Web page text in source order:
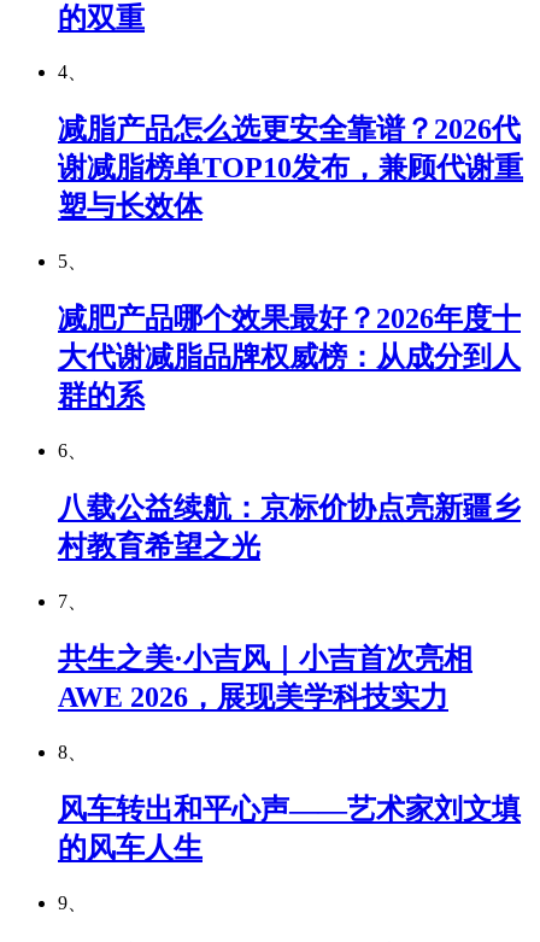
的双重
4、
减脂产品怎么选更安全靠谱？2026代
谢减脂榜单TOP10发布，兼顾代谢重
塑与长效体
5、
减肥产品哪个效果最好？2026年度十
大代谢减脂品牌权威榜：从成分到人
群的系
6、
八载公益续航：京标价协点亮新疆乡
村教育希望之光
7、
共生之美·小吉风｜小吉首次亮相
AWE 2026，展现美学科技实力
8、
风车转出和平心声——艺术家刘文填
的风车人生
9、